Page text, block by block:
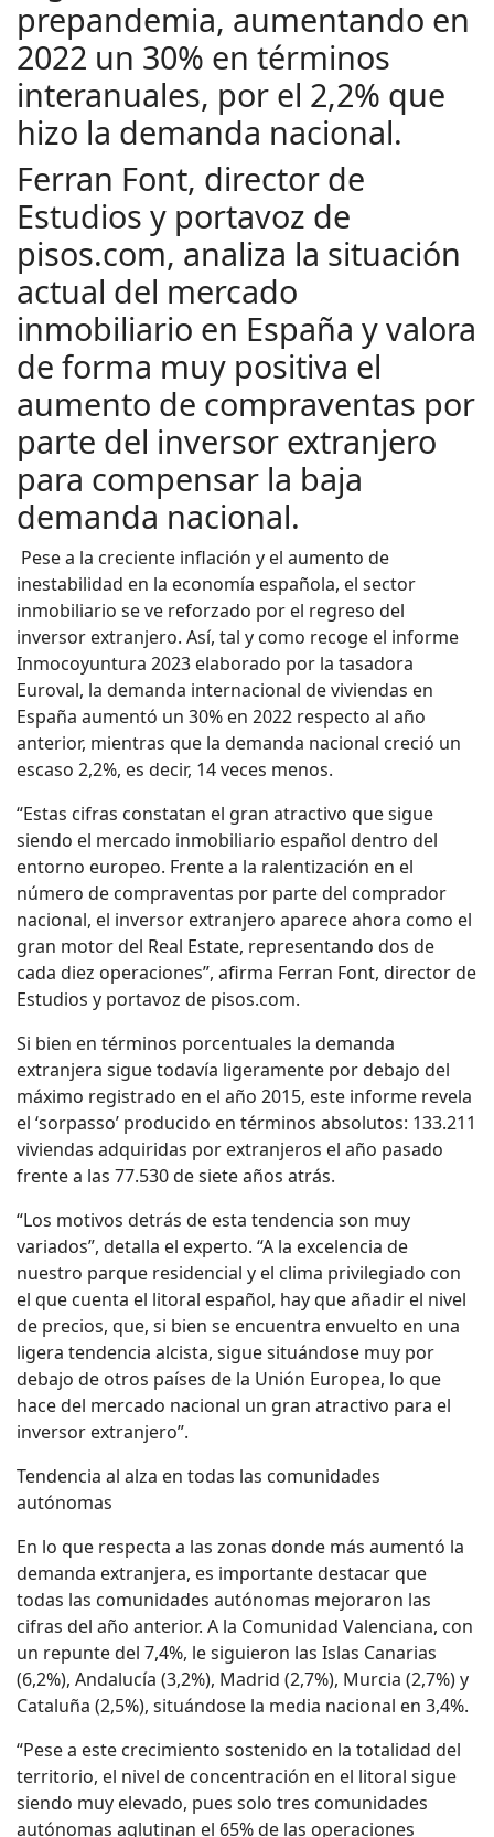
prepandemia, aumentando en
2022 un 30% en términos
interanuales, por el 2,2% que
hizo la demanda nacional.
Ferran Font, director de
Estudios y portavoz de
pisos.com, analiza la situación
actual del mercado
inmobiliario en España y valora
de forma muy positiva el
aumento de compraventas por
parte del inversor extranjero
para compensar la baja
demanda nacional.
Pese a la creciente inflación y el aumento de
inestabilidad en la economía española, el sector
inmobiliario se ve reforzado por el regreso del
inversor extranjero. Así, tal y como recoge el informe
Inmocoyuntura 2023 elaborado por la tasadora
Euroval, la demanda internacional de viviendas en
España aumentó un 30% en 2022 respecto al año
anterior, mientras que la demanda nacional creció un
escaso 2,2%, es decir, 14 veces menos.
“Estas cifras constatan el gran atractivo que sigue
siendo el mercado inmobiliario español dentro del
entorno europeo. Frente a la ralentización en el
número de compraventas por parte del comprador
nacional, el inversor extranjero aparece ahora como el
gran motor del Real Estate, representando dos de
cada diez operaciones”, afirma Ferran Font, director de
Estudios y portavoz de pisos.com.
Si bien en términos porcentuales la demanda
extranjera sigue todavía ligeramente por debajo del
máximo registrado en el año 2015, este informe revela
el ‘sorpasso’ producido en términos absolutos: 133.211
viviendas adquiridas por extranjeros el año pasado
frente a las 77.530 de siete años atrás.
“Los motivos detrás de esta tendencia son muy
variados”, detalla el experto. “A la excelencia de
nuestro parque residencial y el clima privilegiado con
el que cuenta el litoral español, hay que añadir el nivel
de precios, que, si bien se encuentra envuelto en una
ligera tendencia alcista, sigue situándose muy por
debajo de otros países de la Unión Europea, lo que
hace del mercado nacional un gran atractivo para el
inversor extranjero”.
Tendencia al alza en todas las comunidades
autónomas
En lo que respecta a las zonas donde más aumentó la
demanda extranjera, es importante destacar que
todas las comunidades autónomas mejoraron las
cifras del año anterior. A la Comunidad Valenciana, con
un repunte del 7,4%, le siguieron las Islas Canarias
(6,2%), Andalucía (3,2%), Madrid (2,7%), Murcia (2,7%) y
Cataluña (2,5%), situándose la media nacional en 3,4%.
“Pese a este crecimiento sostenido en la totalidad del
territorio, el nivel de concentración en el litoral sigue
siendo muy elevado, pues solo tres comunidades
autónomas aglutinan el 65% de las operaciones